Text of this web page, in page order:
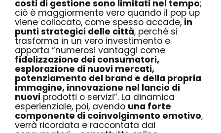
costi di gestione sono limitati nel tempo;
ciò è maggiormente vero quando il pop up
viene collocato, come spesso accade,in
punti strategici delle città, perché si
trasforma in un vero investimento e
apporta “numerosi vantaggi come
fidelizzazione dei consumatori,
esplorazione di nuovi mercati,
potenziamento del brand e della propria
immagine, innovazione nel lancio di
nuovi prodotti o servizi”. La dinamica
esperienziale, poi, avendo una forte
componente di coinvolgimento emotivo,
verrà ricordata e raccontata dai